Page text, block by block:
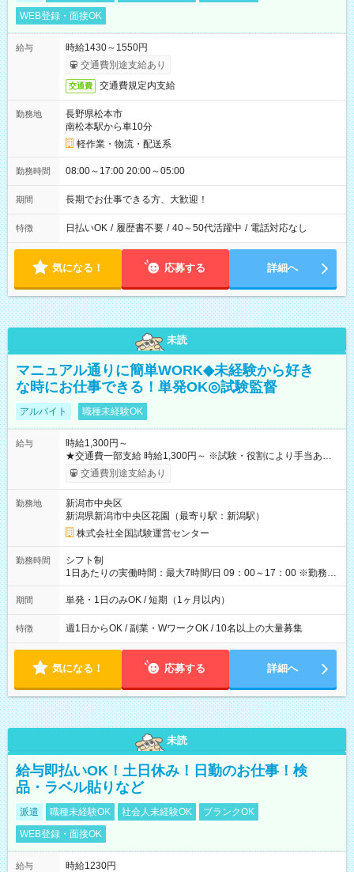
WEB登録・面接OK
給与
時給1430～1550円
交通費別途支給あり
交通費 交通費規定内支給
勤務地
長野県松本市
南松本駅から車10分
軽作業・物流・配送系
勤務時間 08:00～17:00 20:00～05:00
期間 長期でお仕事できる方、大歓迎！
特徴 日払いOK / 履歴書不要 / 40～50代活躍中 / 電話対応なし
気になる！ 応募する 詳細へ
未読
マニュアル通りに簡単WORK◆未経験から好き
な時にお仕事できる！単発OK◎試験監督
アルバイト 職種未経験OK
給与
時給1,300円～
★交通費一部支給 時給1,300円～ ※試験・役割により手当あり
※勤務回数により昇給あり 【即給（前払い）オプションあ
り！】 希望される場合、勤務から1週間ほどで給与の一部を受け
例】 ・河合塾模擬試験 8:30～17:30（休憩1時間） 時給1,300円
×8時間＝日収10,400円＋交通費 ※当日の役割により時給＋100
円の場合あり ・国家試験 7:00～13:30（休憩なし） 時給1,300
円（役割手当＋100円）×6時間＝日収8,400円＋交通費 【試用期
間】試用期間なし
交通費別途支給あり
勤務地
新潟市中央区
新潟県新潟市中央区花園（最寄り駅：新潟駅）
株式会社全国試験運営センター
勤務時間
シフト制
1日あたりの実働時間：最大7時間/日 09：00～17：00 ※勤務時
間は 試験により異なります。
期間 単発・1日のみOK / 短期（1ヶ月以内）
特徴 週1日からOK / 副業・WワークOK / 10名以上の大量募集
気になる！ 応募する 詳細へ
未読
給与即払いOK！土日休み！日勤のお仕事！検
品・ラベル貼りなど
派遣 職種未経験OK 社会人未経験OK
ブランクOK
WEB登録・面接OK
給与 時給1230円